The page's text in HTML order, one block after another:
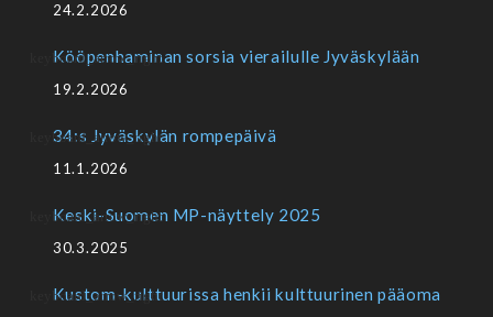
24.2.2026
Kööpenhaminan sorsia vierailulle Jyväskylään
19.2.2026
34:s Jyväskylän rompepäivä
11.1.2026
Keski-Suomen MP-näyttely 2025
30.3.2025
Kustom-kulttuurissa henkii kulttuurinen pääoma